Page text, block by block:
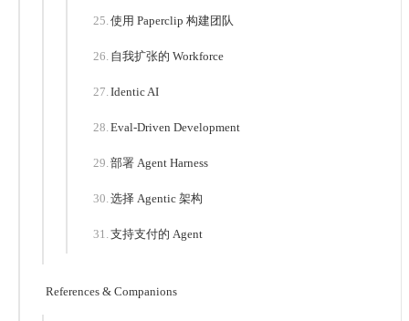
使用 Paperclip 构建团队
自我扩张的 Workforce
Identic AI
Eval-Driven Development
部署 Agent Harness
选择 Agentic 架构
支持支付的 Agent
References & Companions